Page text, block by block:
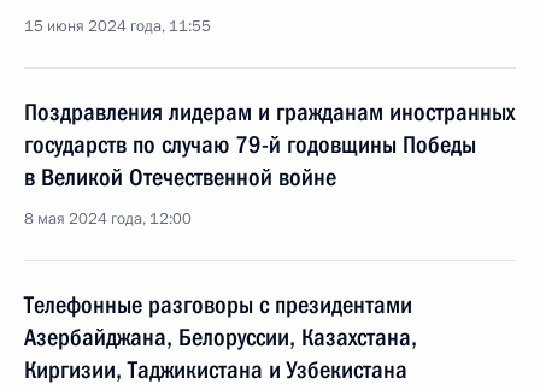
15 июня 2024 года, 11:55
Поздравления лидерам и гражданам иностранных
государств по случаю 79-й годовщины Победы
в Великой Отечественной войне
8 мая 2024 года, 12:00
Телефонные разговоры с президентами
Азербайджана, Белоруссии, Казахстана,
Киргизии, Таджикистана и Узбекистана